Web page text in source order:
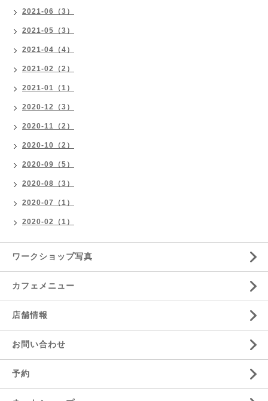
2021-06（3）
2021-05（3）
2021-04（4）
2021-02（2）
2021-01（1）
2020-12（3）
2020-11（2）
2020-10（2）
2020-09（5）
2020-08（3）
2020-07（1）
2020-02（1）
ワークショップ写真
カフェメニュー
店舗情報
お問い合わせ
予約